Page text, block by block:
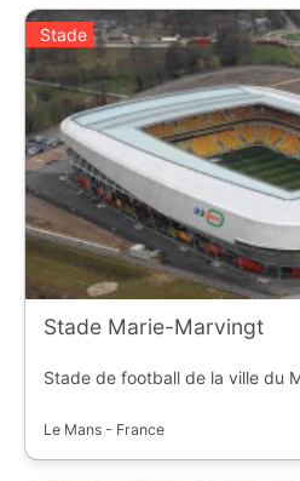
Stade
Stade Marie-Marvingt
Stade de football de la ville du
Le Mans - France